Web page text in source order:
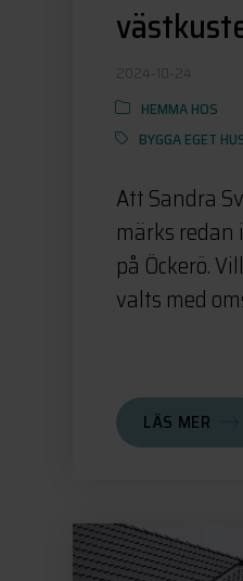
2024-10-24
HEMMA HOS
BYGGA EGET
Att Sandra
märks
på Öckerö.
valts med
LÄS MER